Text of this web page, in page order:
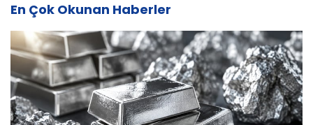
En Çok Okunan Haberler